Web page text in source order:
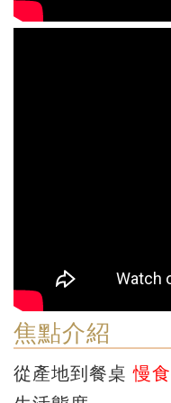
焦點介紹
從產地到餐桌慢食